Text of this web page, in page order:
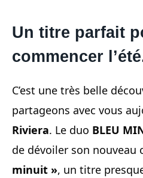
Un titre parfait
commencer
C’est une très belle
partageons avec vous
Riviera. Le duo BLEU
de dévoiler son nouveau
minuit », un titre